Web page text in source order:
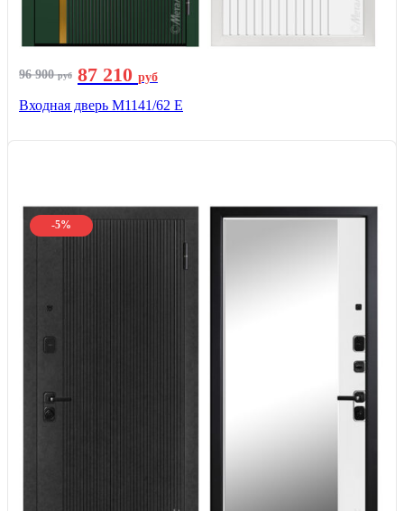
96 900руб 87 210 руб
Входная дверь М1141/62 Е
-5%